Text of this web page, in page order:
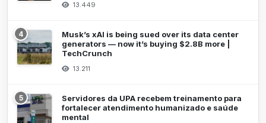
13.449
4
Musk’s xAI is being sued over its data center
generators — now it’s buying $2.8B more |
TechCrunch
13.211
5
Servidores da UPA recebem treinamento para
fortalecer atendimento humanizado e saúde
mental